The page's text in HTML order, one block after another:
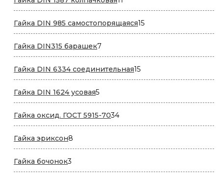
товаров
Гайка DIN 985 самостопорящаяся1515
товаров
Гайка DIN315 барашек7
товаров
Гайка DIN 6334 соединительная1515
товаров
Гайка DIN 1624 усовая55
товаров
Гайка оксид. ГОСТ 5915-703434
товара
Гайка эриксон8
товаров
Гайка бочонок3
товара